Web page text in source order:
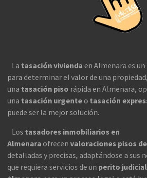
La tasación vivienda en Almenara es
para determinar el valor de una
una tasación piso rápida en Almenara,
una tasación urgenteo tasación
puede ser la mejor solución.
Los tasadores inmobiliarios en
Almenara ofrecen valoraciones pisos
detalladas y precisas, adaptándose a sus
que requiera servicios de un perito